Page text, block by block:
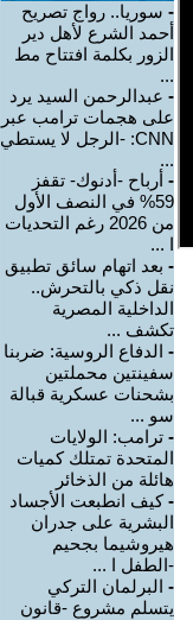
- سوريا.. رواج تصريح
أحمد الشرع لأهل دير
الزور بكلمة افتتاح مط
...
- عبدالرحمن السيد يرد
على هجمات ترامب عبر
CNN: -الرجل لا يستطي
...
- أرباح -أدنوك- تقفز
59% في النصف الأول
من 2026 رغم التحديات
ا ...
- بعد اتهام سائق تطبيق
نقل ذكي بالتحرش..
الداخلية المصرية
تكشف ...
- الدفاع الروسية: ضربنا
سفينتين محملتين
بشحنات عسكرية قبالة
سو ...
- ترامب: الولايات
المتحدة تمتلك كميات
هائلة من الذخائر
-كيف انطبعت الأجساد
البشرية على جدران
هيروشيما بجحيم
-الطفل ا ...
- البرلمان التركي
يتسلم مشروع -قانون